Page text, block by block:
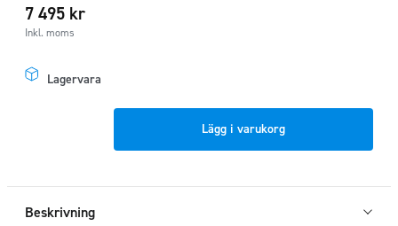
7 495 kr
Inkl. moms
Lagervara
LED
VW
Lägg i varukorg
Beskrivning